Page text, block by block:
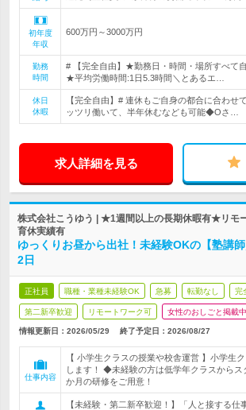
初年度
年収
600万円～3000万円
勤務
時間
# 【完全自由】★勤務日・時間・場所すべて
★平均労働時間:1日5.3時間＼とあるエ…
休日
休暇
【完全自由】# 連休もご自身の都合に合わせ
ッツリ働いて、半年休むなども可能◆Oさ…
求人詳細を見る
株式会社こうゆう | ★1週間以上の長期休暇有★リモ
育休実績有
ゆっくりお昼から出社！未経験OKの【塾講
2日
正社員 職種・業種未経験OK 急募 転勤なし 完
第二新卒歓迎 リモートワーク可 女性のおしごと掲載中
情報更新日：2026/05/29 終了予定日： 2026/08/27
仕事内容
【 小学生クラスの授業や校舎運営 】小学生
します！ ◆未経験の方は低学年クラスから
か月の研修をご用意！
【未経験・第二新卒歓迎！】「人と接する仕